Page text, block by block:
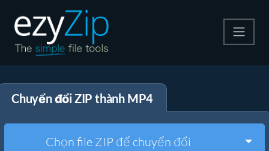
Giải nén
Chuyển đổi ZIP thành MP4
Chọn file ZIP để chuyển đổi